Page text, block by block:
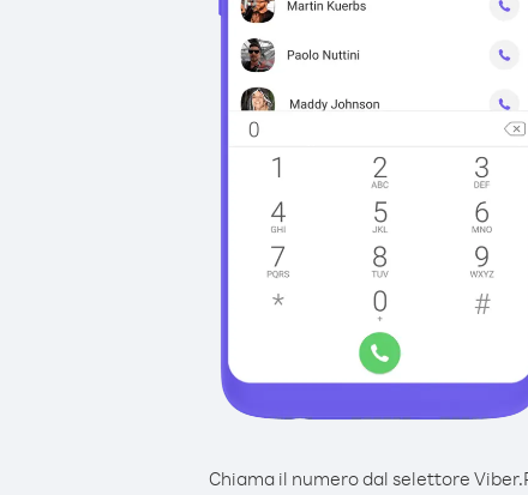
Chiama il numero dal selettore Viber.